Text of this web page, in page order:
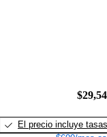
El precio incluye tasas